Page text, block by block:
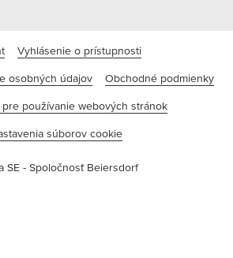
Vyhlásenie o prístupnosti
osobných údajov Obchodné podmienky
pre používanie webových stránok
súborov cookie
SE - Spoločnosť Beiersdorf